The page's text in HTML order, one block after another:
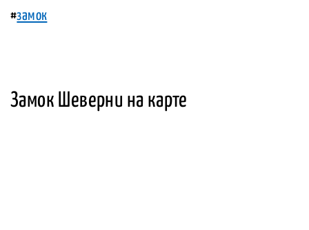
#замок
Замок Шеверни на карте